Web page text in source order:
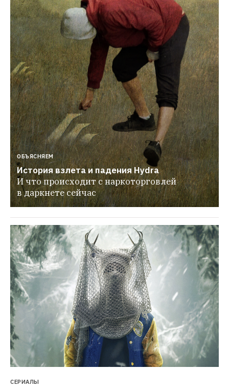
ОБЪЯСНЯЕМ
История взлета и падения Hydra
И что происходит с наркоторговлей
в даркнете сейчас
СЕРИАЛЫ